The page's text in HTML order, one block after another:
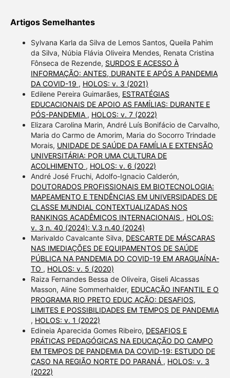
Artigos Semelhantes
Sylvana Karla da Silva de Lemos Santos, Queila Pahim
da Silva, Núbia Flávia Oliveira Mendes, Renata Cristina
Fônseca de Rezende, SURDOS E ACESSO À
INFORMAÇÃO: ANTES, DURANTE E APÓS A PANDEMIA
DA COVID-19 , HOLOS: v. 3 (2021)
Edilene Pereira Guimarães, ESTRATÉGIAS
EDUCACIONAIS DE APOIO AS FAMÍLIAS: DURANTE E
PÓS-PANDEMIA , HOLOS: v. 7 (2022)
Elizara Carolina Marin, André Luís Bonifácio de Carvalho,
Maria do Carmo de Amorim, Maria do Socorro Trindade
Morais, UNIDADE DE SAÚDE DA FAMÍLIA E EXTENSÃO
UNIVERSITÁRIA: POR UMA CULTURA DE
ACOLHIMENTO , HOLOS: v. 6 (2022)
André José Fruchi, Adolfo-Ignacio Calderón,
DOUTORADOS PROFISSIONAIS EM BIOTECNOLOGIA:
MAPEAMENTO E TENDÊNCIAS EM UNIVERSIDADES DE
CLASSE MUNDIAL CONTEXTUALIZADAS NOS
RANKINGS ACADÊMICOS INTERNACIONAIS , HOLOS:
v. 3 n. 40 (2024): V.3 n.40 (2024)
Marivaldo Cavalcante Silva, DESCARTE DE MÁSCARAS
NAS IMEDIAÇÕES DE EQUIPAMENTOS DE SAÚDE
PÚBLICA NA PANDEMIA DO COVID-19 EM ARAGUAÍNA-
TO , HOLOS: v. 5 (2020)
Raiza Fernandes Bessa de Oliveira, Giseli Alcassas
Masson, Aline Sommerhalder, EDUCAÇÃO INFANTIL E O
PROGRAMA RIO PRETO EDUC AÇÃO: DESAFIOS,
LIMITES E POSSIBILIDADES EM TEMPOS DE PANDEMIA
, HOLOS: v. 1 (2022)
Edineia Aparecida Gomes Ribeiro, DESAFIOS E
PRÁTICAS PEDAGÓGICAS NA EDUCAÇÃO DO CAMPO
EM TEMPOS DE PANDEMIA DA COVID-19: ESTUDO DE
CASO NA REGIÃO NORTE DO PARANÁ , HOLOS: v. 3
(2022)